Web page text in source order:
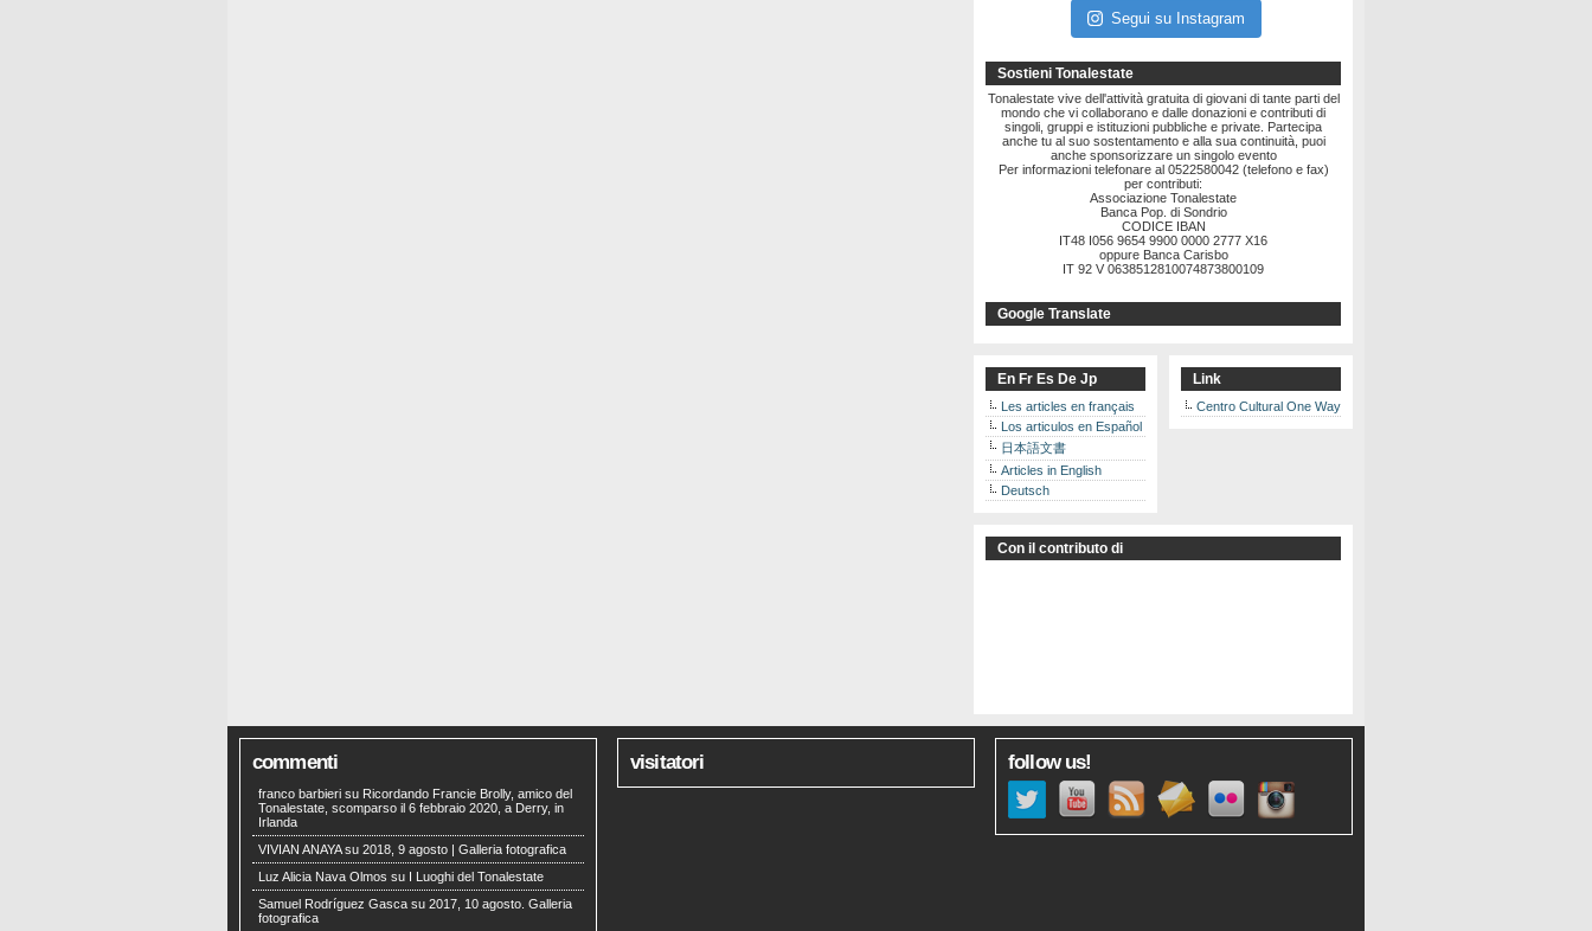
Segui su Instagram
Sostieni Tonalestate
Tonalestate vive dell'attività gratuita di giovani di tante parti del
mondo che vi collaborano e dalle donazioni e contributi di
singoli, gruppi e istituzioni pubbliche e private. Partecipa
anche tu al suo sostentamento e alla sua continuità, puoi
anche sponsorizzare un singolo evento
Per informazioni telefonare al 0522580042 (telefono e fax)
per contributi:
Associazione Tonalestate
Banca Pop. di Sondrio
CODICE IBAN
IT48 I056 9654 9900 0000 2777 X16
oppure Banca Carisbo
IT 92 V 0638512810074873800109
Google Translate
En Fr Es De Jp
Les articles en français
Los articulos en Español
日本語文書
Articles in English
Deutsch
Link
Centro Cultural One Way
Con il contributo di
commenti
franco barbieri su Ricordando Francie Brolly, amico del
Tonalestate, scomparso il 6 febbraio 2020, a Derry, in
Irlanda
VIVIAN ANAYAsu 2018, 9 agosto | Galleria fotografica
Luz Alicia Nava Olmos su
I Luoghi del Tonalestate
Samuel Rodríguez Gasca su 2017, 10 agosto. Galleria
fotografica
visitatori follow us!